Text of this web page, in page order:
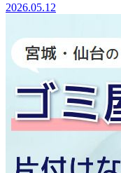
2026.05.12